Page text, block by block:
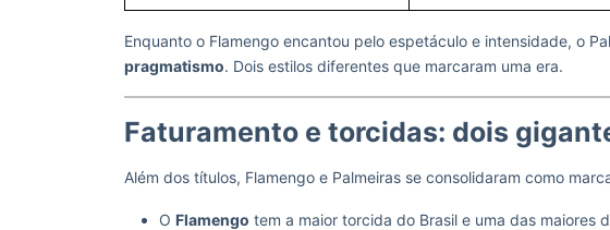
Enquanto o Flamengo encantou pelo espetáculo e intensidade, o
pragmatismo. Dois estilos diferentes que marcaram uma era.
Faturamento e torcidas: dois
Além dos títulos, Flamengo e Palmeiras se consolidaram como
O Flamengo tem a maior torcida do Brasil e uma das maiores